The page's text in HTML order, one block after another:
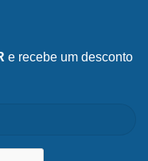
e recebe um desconto